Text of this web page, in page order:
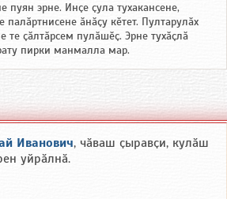
пуян эрне. Инҫе ҫула тухакансене,
палӑртнисене ӑнӑҫу кӗтет. Пултарулӑх
те ҫӑлтӑрсем пулӑшӗҫ. Эрне тухӑҫлӑ
пирки манмалла мар.
Иванович, чӑваш ҫыравҫи, кулӑш
уйрӑлнӑ.